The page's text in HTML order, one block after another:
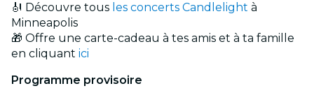
🎻 Découvre tous les concerts Candlelight à
Minneapolis
🎁 Offre une carte-cadeau à tes amis et à ta famille
en cliquant ici
Programme provisoire